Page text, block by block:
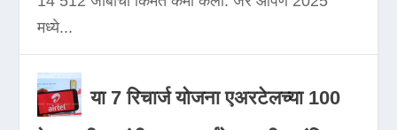
मध्ये...
या 7 रिचार्ज योजना एअरटेलच्या 100